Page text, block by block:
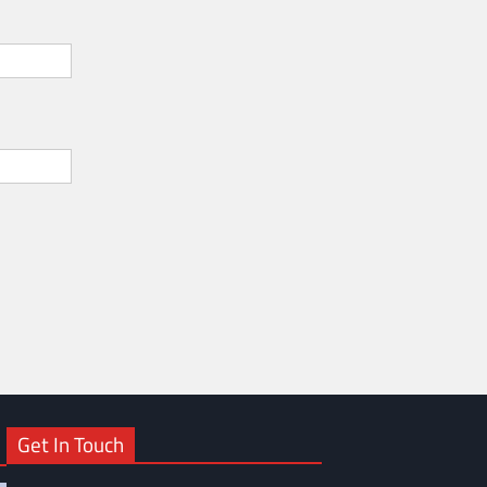
Get In Touch